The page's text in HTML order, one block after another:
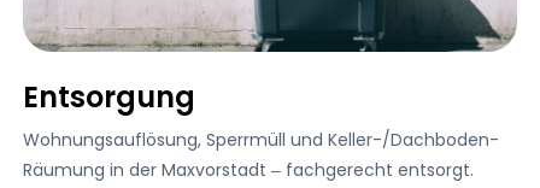
Entsorgung
Wohnungsauflösung, Sperrmüll und Keller-/Dachboden-
Räumung in der Maxvorstadt – fachgerecht entsorgt.